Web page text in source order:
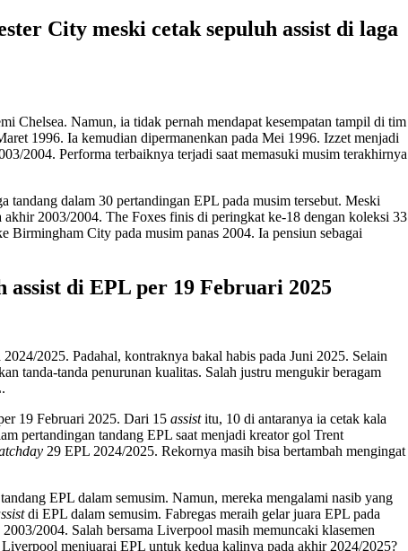
City meski cetak sepuluh assist di laga
Chelsea. Namun, ia tidak pernah mendapat kesempatan tampil di tim
1996. Ia kemudian dipermanenkan pada Mei 1996. Izzet menjadi
2004. Performa terbaiknya terjadi saat memasuki musim terakhirnya
tandang dalam 30 pertandingan EPL pada musim tersebut. Meski
2003/2004. The Foxes finis di peringkat ke-18 dengan koleksi 33
Birmingham City pada musim panas 2004. Ia pensiun sebagai
assist di EPL per 19 Februari 2025
2025. Padahal, kontraknya bakal habis pada Juni 2025. Selain
tanda-tanda penurunan kualitas. Salah justru mengukir beragam
19 Februari 2025. Dari 15 assistitu, 10 di antaranya ia cetak kala
pertandingan tandang EPL saat menjadi kreator gol Trent
29 EPL 2024/2025. Rekornya masih bisa bertambah mengingat
EPL dalam semusim. Namun, mereka mengalami nasib yang
di EPL dalam semusim. Fabregas meraih gelar juara EPL pada
2004. Salah bersama Liverpool masih memuncaki klasemen
menjuarai EPL untuk kedua kalinya pada akhir 2024/2025?